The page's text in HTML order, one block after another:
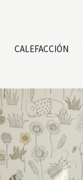
CALEFACCIÓN